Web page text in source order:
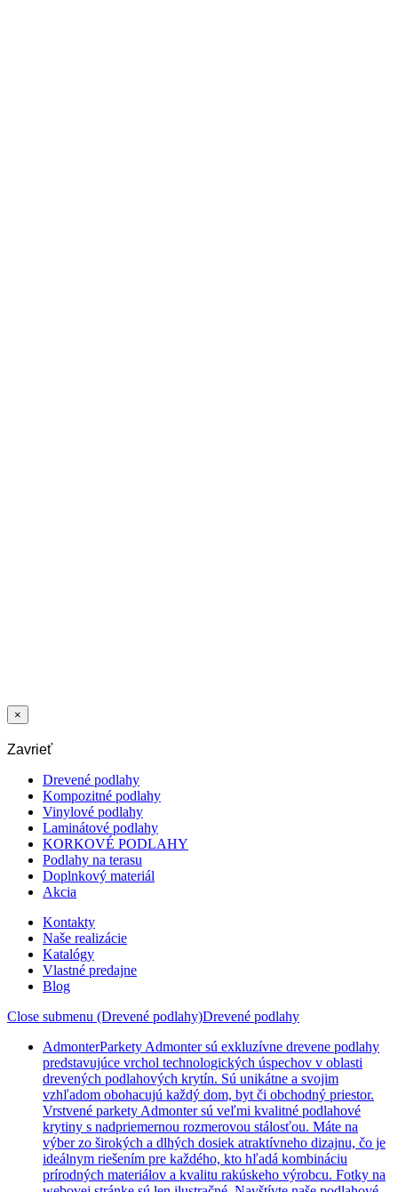
×
Zavrieť
Drevené podlahy
Kompozitné podlahy
Vinylové podlahy
Laminátové podlahy
KORKOVÉ PODLAHY
Podlahy na terasu
Doplnkový materiál
Akcia
Kontakty
Naše realizácie
Katalógy
Vlastné predajne
Blog
Close submenu (Drevené podlahy)Drevené podlahy
AdmonterParkety Admonter sú exkluzívne drevene podlahy
predstavujúce vrchol technologických úspechov v oblasti
drevených podlahových krytín. Sú unikátne a svojim
vzhľadom obohacujú každý dom, byt či obchodný priestor.
Vrstvené parkety Admonter sú veľmi kvalitné podlahové
krytiny s nadpriemernou rozmerovou stálosťou. Máte na
výber zo širokých a dlhých dosiek atraktívneho dizajnu, čo je
ideálnym riešením pre každého, kto hľadá kombináciu
prírodných materiálov a kvalitu rakúskeho výrobcu. Fotky na